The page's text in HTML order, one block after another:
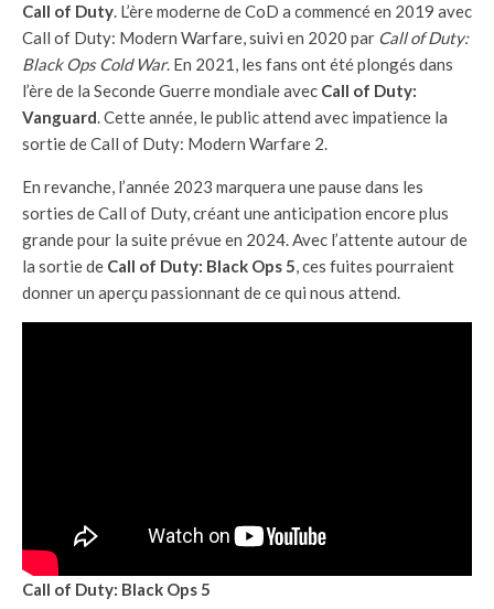
Call of Duty. L’ère moderne de CoD a commencé en 2019 avec
Call of Duty: Modern Warfare, suivi en 2020 par Call of Duty:
Black Ops Cold War. En 2021, les fans ont été plongés dans
l’ère de la Seconde Guerre mondiale avec Call of Duty:
Vanguard. Cette année, le public attend avec impatience la
sortie de Call of Duty: Modern Warfare 2.
En revanche, l’année 2023 marquera une pause dans les
sorties de Call of Duty, créant une anticipation encore plus
grande pour la suite prévue en 2024. Avec l’attente autour de
la sortie de Call of Duty: Black Ops 5, ces fuites pourraient
donner un aperçu passionnant de ce qui nous attend.
Call of Duty: Black Ops 5